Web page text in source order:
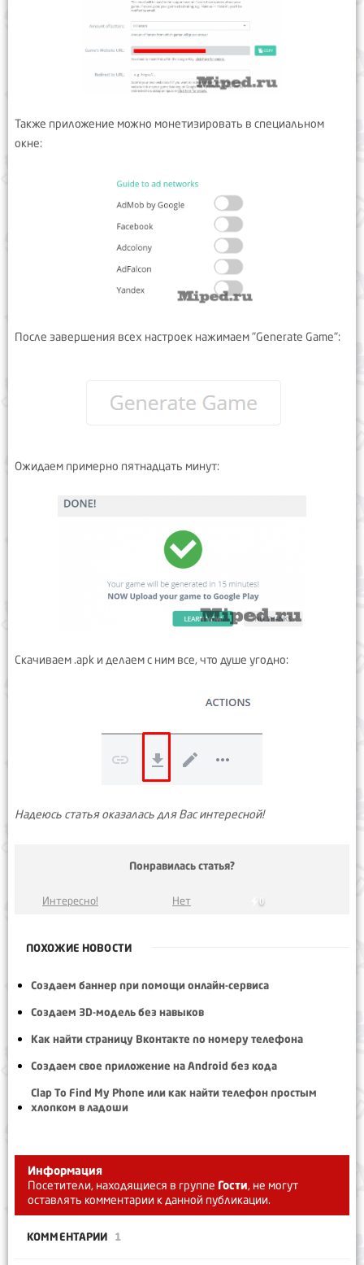
Также приложение можно монетизировать в специальном
окне:
После завершения всех настроек нажимаем "Generate Game":
Ожидаем примерно пятнадцать минут:
Скачиваем .apk и делаем с ним все, что душе угодно:
Надеюсь статья оказалась для Вас интересной!
Понравилась статья?
Интересно! Нет 0
ПОХОЖИЕ НОВОСТИ
Создаем баннер при помощи онлайн-сервиса
Создаем 3D-модель без навыков
Как найти страницу Вконтакте по номеру телефона
Создаем свое приложение на Android без кода
Clap To Find My Phone или как найти телефон простым
хлопком в ладоши
Информация
Посетители, находящиеся в группе Гости, не могут
оставлять комментарии к данной публикации.
КОММЕНТАРИИ 1